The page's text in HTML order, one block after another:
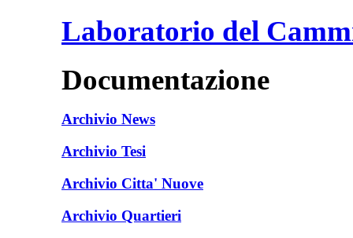
Laboratorio del
Documentazione
Archivio News
Archivio Tesi
Archivio Citta' Nuove
Archivio Quartieri